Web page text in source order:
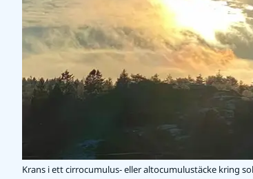
Krans i ett cirrocumulus- eller altocumulustäcke kring